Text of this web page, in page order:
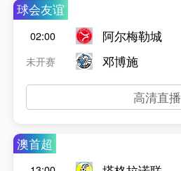
球会友谊
02:00
未开赛
阿尔梅勒城
邓博施
高清直播
澳首超